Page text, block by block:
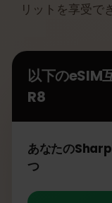
リットを享受で
以下のeSIM
R8
あなたの
つ